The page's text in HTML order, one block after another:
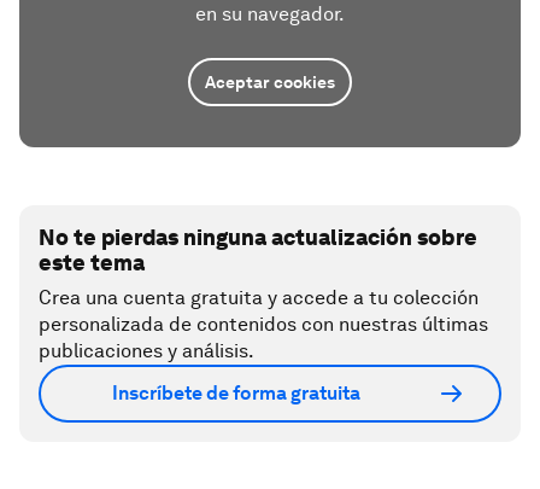
en su navegador.
Aceptar cookies
No te pierdas ninguna actualización sobre
este tema
Crea una cuenta gratuita y accede a tu colección
personalizada de contenidos con nuestras últimas
publicaciones y análisis.
Inscríbete de forma gratuita